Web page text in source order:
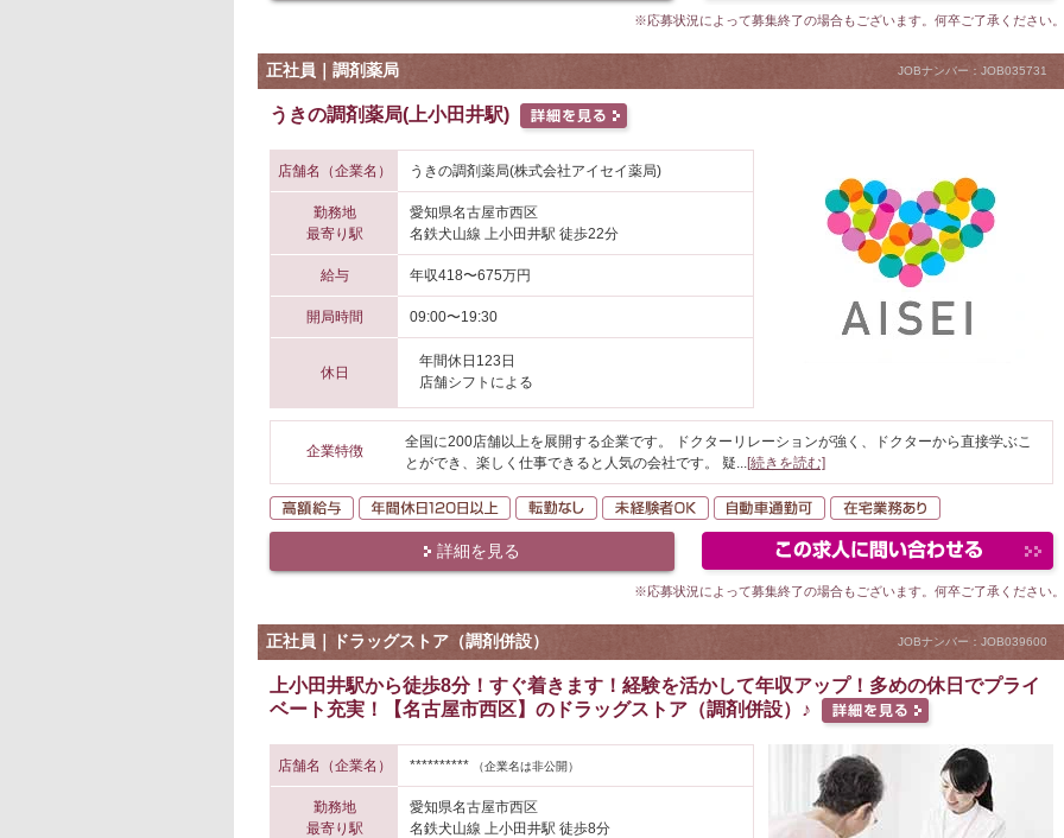
※応募状況によって募集終了の場合もございます。何卒ご了承ください。
正社員｜調剤薬局 JOBナンバー：JOB035731
うきの調剤薬局(上小田井駅)
店舗名（企業名） うきの調剤薬局(株式会社アイセイ薬局)
勤務地
最寄り駅
愛知県名古屋市西区
名鉄犬山線 上小田井駅 徒歩22分
給与 年収418〜675万円
開局時間 09:00〜19:30
休日
年間休日123日
店舗シフトによる
企業特徴
全国に200店舗以上を展開する企業です。 ドクターリレーションが強く、ドクターから直接学ぶこ
とができ、楽しく仕事できると人気の会社です。 疑...[続きを読む]
高額給与 年間休日120日以上
転勤なし 未経験者OK 自動車通勤可
詳細を見る
※応募状況によって募集終了の場合もございます。何卒ご了承ください。
正社員｜ドラッグストア（調剤併設） JOBナンバー：JOB039600
上小田井駅から徒歩8分！すぐ着きます！経験を活かして年収アップ！多めの休日でプライ
ベート充実！【名古屋市西区】のドラッグストア（調剤併設）♪
店舗名（企業名） ********** （企業名は非公開）
勤務地
最寄り駅
愛知県名古屋市西区
名鉄犬山線 上小田井駅 徒歩8分